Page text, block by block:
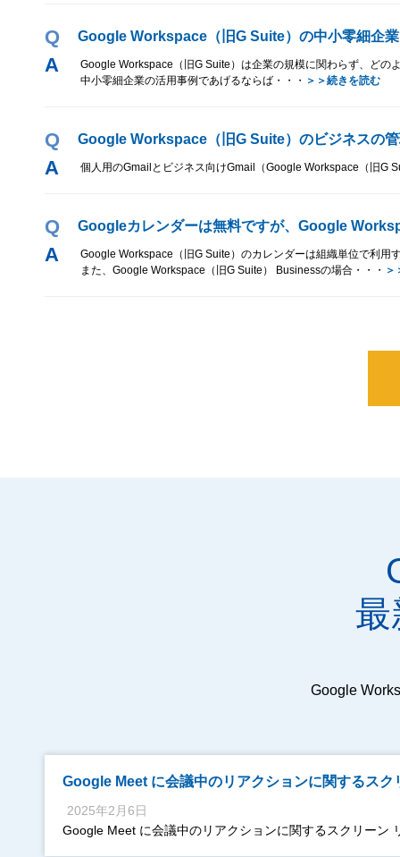
Q Google Workspace（旧G Suite）の中小零細企
Google Workspace（旧G Suite）は企業の規模に関わらず、どの
中小零細企業の活用事例であげるならば・・・ ＞＞続きを読む
Q Google Workspace（旧G Suite）のビジネスの
個人用のGmailとビジネス向けGmail（Google Workspace（旧G
Q Googleカレンダーは無料ですが、Google
Google Workspace（旧G Suite）のカレンダーは組織単位で利用
また、Google Workspace（旧G Suite） Businessの場合・・・ ＞
最
Google
Google Meet に会議中のリアクションに関するス
2025年2月6日
Google Meet に会議中のリアクションに関するスクリー